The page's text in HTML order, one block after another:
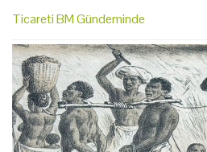
Ticareti BM Gündeminde